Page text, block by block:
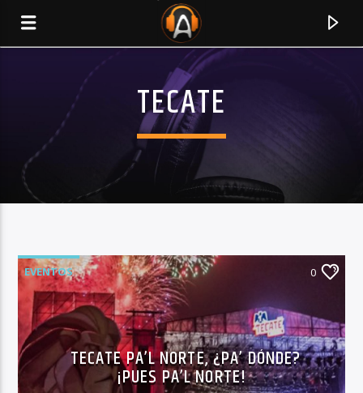
CURRENT TRACK
TITLE
ARTIST
TECATE
EVENTOS 0
TECATE PA’L NORTE, ¿PA’ DÓNDE?
¡PUES PA’L NORTE!